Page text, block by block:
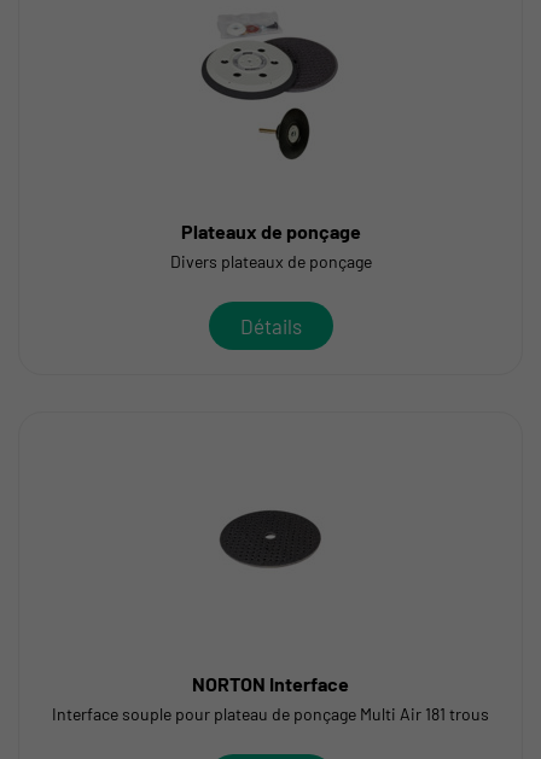
Plateaux de ponçage
Divers plateaux de ponçage
Détails
NORTON Interface
Interface souple pour plateau de ponçage Multi Air 181 trous